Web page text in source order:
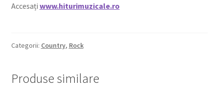
Accesați www.hiturimuzicale.ro
Categorii: Country, Rock
Produse similare